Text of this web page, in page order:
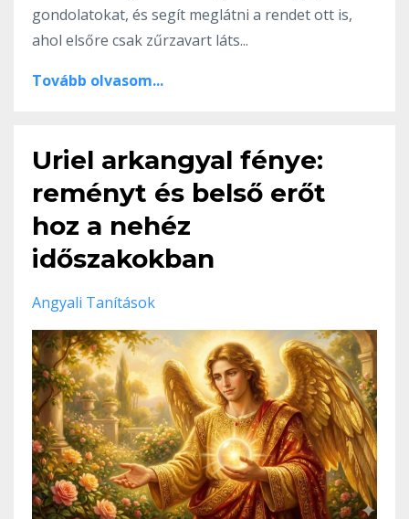
gondolatokat, és segít meglátni a rendet ott is,
ahol elsőre csak zűrzavart láts...
Tovább olvasom...
Uriel arkangyal fénye:
reményt és belső erőt
hoz a nehéz
időszakokban
Angyali Tanítások